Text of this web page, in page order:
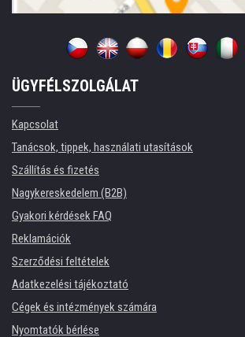
ÜGYFÉLSZOLGÁLAT
Kapcsolat
Tanácsok, tippek, használati utasítások
Szállítás és fizetés
Nagykereskedelem (B2B)
Gyakori kérdések FAQ
Reklamációk
Szerződési feltételek
Adatkezelési tájékoztató
Cégek és intézmények számára
Nyomtatók bérlése